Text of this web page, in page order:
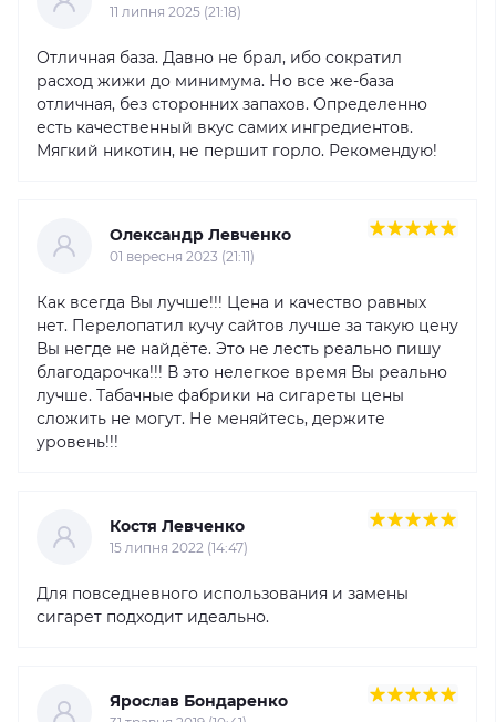
11 липня 2025 (21:18)
Отличная база. Давно не брал, ибо сократил
расход жижи до минимума. Но все же-база
отличная, без сторонних запахов. Определенно
есть качественный вкус самих ингредиентов.
Мягкий никотин, не першит горло. Рекомендую!
Олександр Левченко
01 вересня 2023 (21:11)
Как всегда Вы лучше!!! Цена и качество равных
нет. Перелопатил кучу сайтов лучше за такую цену
Вы негде не найдёте. Это не лесть реально пишу
благодарочка!!! В это нелегкое время Вы реально
лучше. Табачные фабрики на сигареты цены
сложить не могут. Не меняйтесь, держите
уровень!!!
Костя Левченко
15 липня 2022 (14:47)
Для повседневного использования и замены
сигарет подходит идеально.
Ярослав Бондаренко